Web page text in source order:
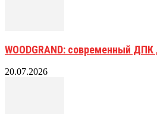
WOODGRAND: современный
20.07.2026